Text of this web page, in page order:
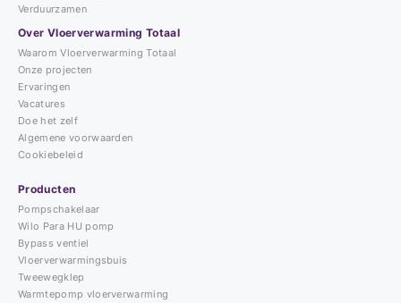
Verduurzamen
Over Vloerverwarming Totaal
Waarom Vloerverwarming Totaal
Onze projecten
Ervaringen
Vacatures
Doe het zelf
Algemene voorwaarden
Cookiebeleid
Producten
Pompschakelaar
Wilo Para HU pomp
Bypass ventiel
Vloerverwarmingsbuis
Tweewegklep
Warmtepomp vloerverwarming